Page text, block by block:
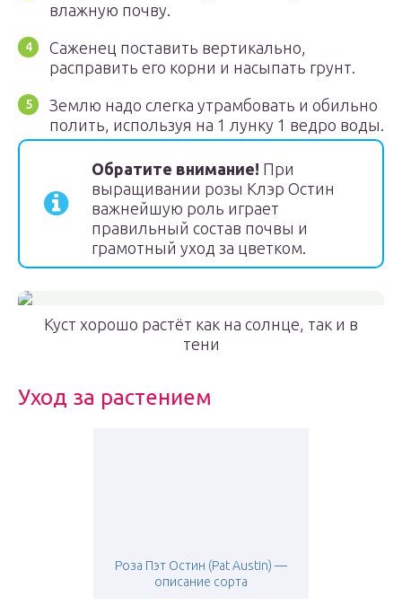
влажную почву.
Саженец поставить вертикально,
расправить его корни и насыпать грунт.
Землю надо слегка утрамбовать и обильно
полить, используя на 1 лунку 1 ведро воды.
Обратите внимание! При
выращивании розы Клэр Остин
важнейшую роль играет
правильный состав почвы и
грамотный уход за цветком.
Куст хорошо растёт как на солнце, так и в
тени
Уход за растением
Роза Пэт Остин (Pat Austin) —
описание сорта